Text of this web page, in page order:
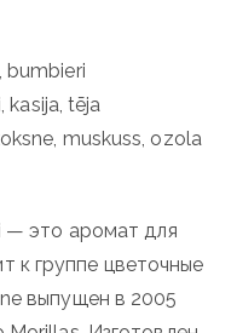
bumbieri
kasija, tēja
muskuss, ozola
— это аромат для
к группе цветочные
выпущен в 2005